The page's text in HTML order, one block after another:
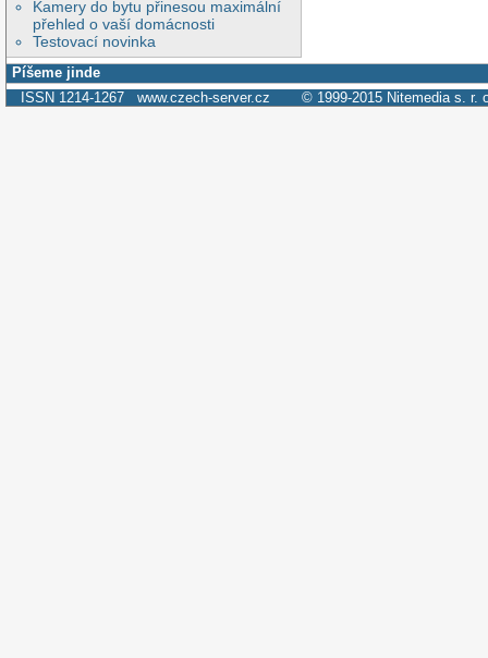
Kamery do bytu přinesou maximální
přehled o vaší domácnosti
Testovací novinka
Píšeme jinde
ISSN 1214-1267 www.czech-server.cz © 1999-2015 Nitemedia s. r.